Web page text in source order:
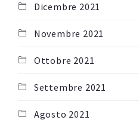
Dicembre 2021
Novembre 2021
Ottobre 2021
Settembre 2021
Agosto 2021